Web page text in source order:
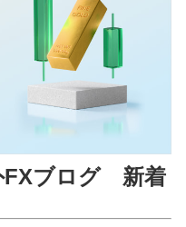
FXブログ 新着